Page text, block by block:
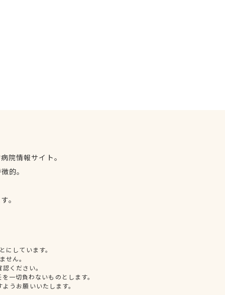
院情報サイト。
的。
。
しています。
せん。
ください。
一切負わないものとします。
うお願いいたします。